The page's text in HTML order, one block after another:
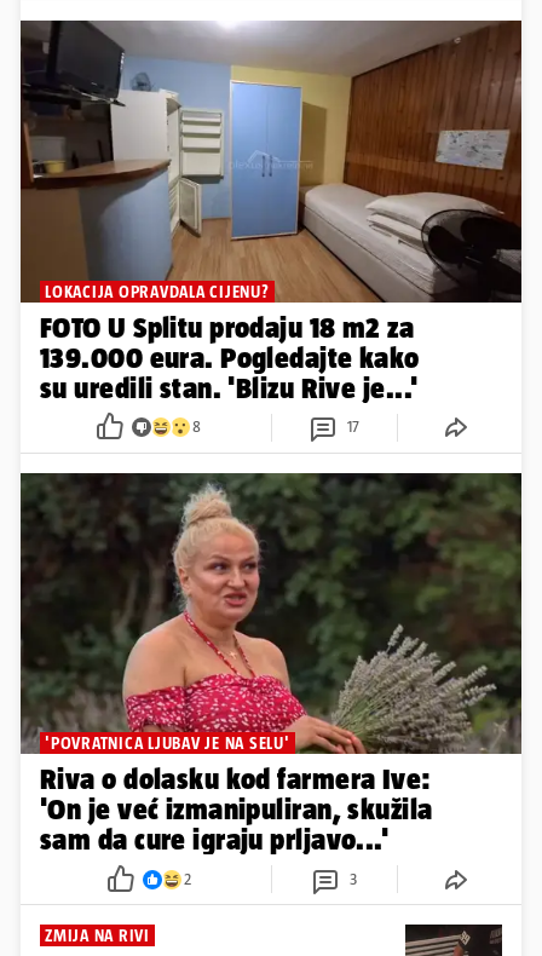
LOKACIJA OPRAVDALA CIJENU?
FOTO U Splitu prodaju 18 m2 za
139.000 eura. Pogledajte kako
su uredili stan. 'Blizu Rive je...'
8 17
'POVRATNICA LJUBAV JE NA SELU'
Riva o dolasku kod farmera Ive:
'On je već izmanipuliran, skužila
sam da cure igraju prljavo...'
2 3
ZMIJA NA RIVI